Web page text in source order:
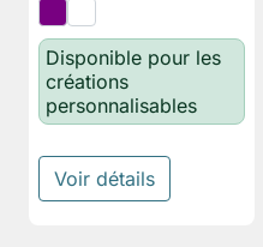
Disponible pour les
créations
personnalisables
Voir détails